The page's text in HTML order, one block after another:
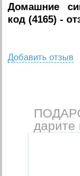
Домашние
код (4165) -
Добавить отзыв
дарите